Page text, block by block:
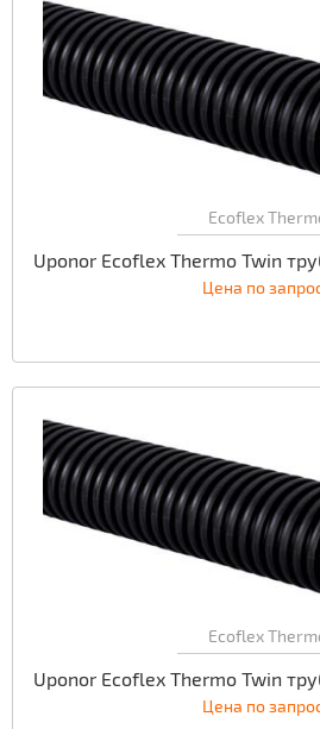
Ecoflex
Uponor Ecoflex Thermo Twin
Цена по
Ecoflex
Uponor Ecoflex Thermo Twin
Цена по